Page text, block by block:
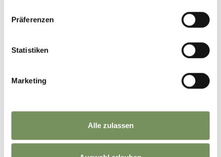
Präferenzen
Statistiken
Marketing
Alle zulassen
+